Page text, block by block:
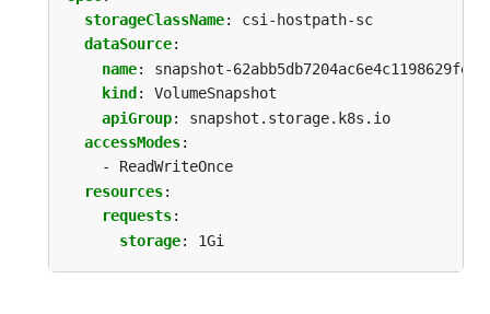
storageClassName:
csi-hostpath-sc
dataSource:
name:
snapshot-
kind :
VolumeSnapshot
apiGroup:
snapshot.storage.k8s.io
accessModes:
- ReadWriteOnce
resources:
requests:
storage: 1Gi